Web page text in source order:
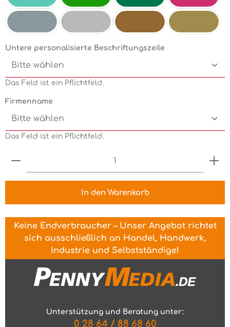
Mint Electricgreen Grün Pink
Untere personalisierte Beschriftungszeile
Das Feld ist ein Pflichtfeld.
Firmenname
Das Feld ist ein Pflichtfeld.
Produkt Anzahl: Gib den gewünschten Wert
In den Warenkorb
Keine Endverbraucher – Unser Angebot richtet
sich ausschließlich an Handel, Handwerk,
Industrie und Selbstständige!
Unterstützung und Beratung unter:
0 28 64 / 88 68 60